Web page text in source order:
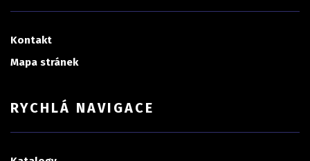
Kontakt
Mapa stránek
RYCHLÁ NAVIGACE